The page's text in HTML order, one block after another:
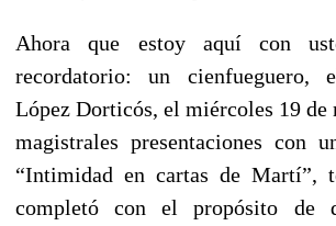
Ahora que estoy aquí con
recordatorio: un cienfueguero,
López Dorticós, el miércoles 19 de
magistrales presentaciones con
“Intimidad en cartas de Martí”,
completó con el propósito de